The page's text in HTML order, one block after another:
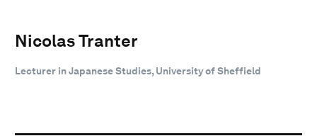
Nicolas Tranter
Lecturer in Japanese Studies, University of Sheffield